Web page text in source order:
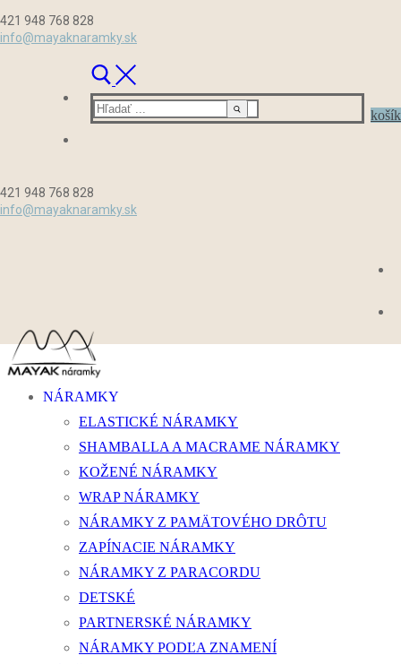
na
421 948 768 828
info@mayaknaramky.sk
Hľadať:
košík
421 948 768 828
info@mayaknaramky.sk
NÁRAMKY
ELASTICKÉ NÁRAMKY
SHAMBALLA A MACRAME NÁRAMKY
KOŽENÉ NÁRAMKY
WRAP NÁRAMKY
NÁRAMKY Z PAMÄTOVÉHO DRÔTU
ZAPÍNACIE NÁRAMKY
NÁRAMKY Z PARACORDU
DETSKÉ
PARTNERSKÉ NÁRAMKY
NÁRAMKY PODĽA ZNAMENÍ